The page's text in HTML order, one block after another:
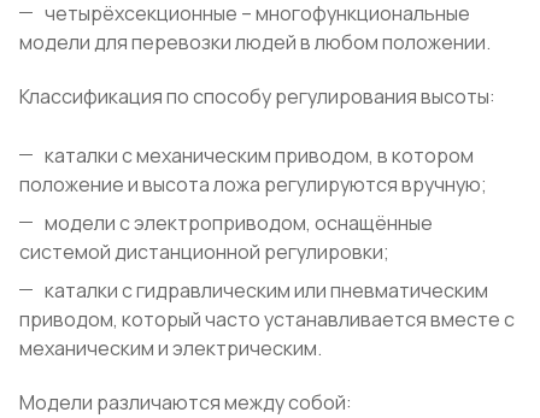
четырёхсекционные – многофункциональные
модели для перевозки людей в любом положении.
Классификация по способу регулирования высоты:
каталки с механическим приводом, в котором
положение и высота ложа регулируются вручную;
модели с электроприводом, оснащённые
системой дистанционной регулировки;
каталки с гидравлическим или пневматическим
приводом, который часто устанавливается вместе с
механическим и электрическим.
Модели различаются между собой: